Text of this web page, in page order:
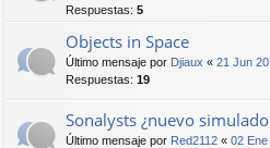
Respuestas: 5
Objects in Space
Último mensaje por Djiaux « 21 Jun
Respuestas: 19
Sonalysts ¿nuevo
Último mensaje por Red2112 « 02